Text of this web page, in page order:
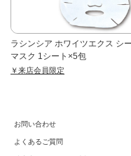
ラシンシア ホワイツエクス シ
マスク 1シート×5包
￥来店会員限定
お問い合わせ
よくあるご質問